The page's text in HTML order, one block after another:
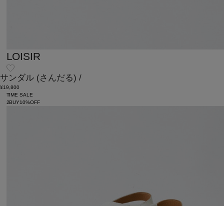
LOISIR
サンダル (さんだる) /
¥19,800
TIME SALE
2BUY10%OFF